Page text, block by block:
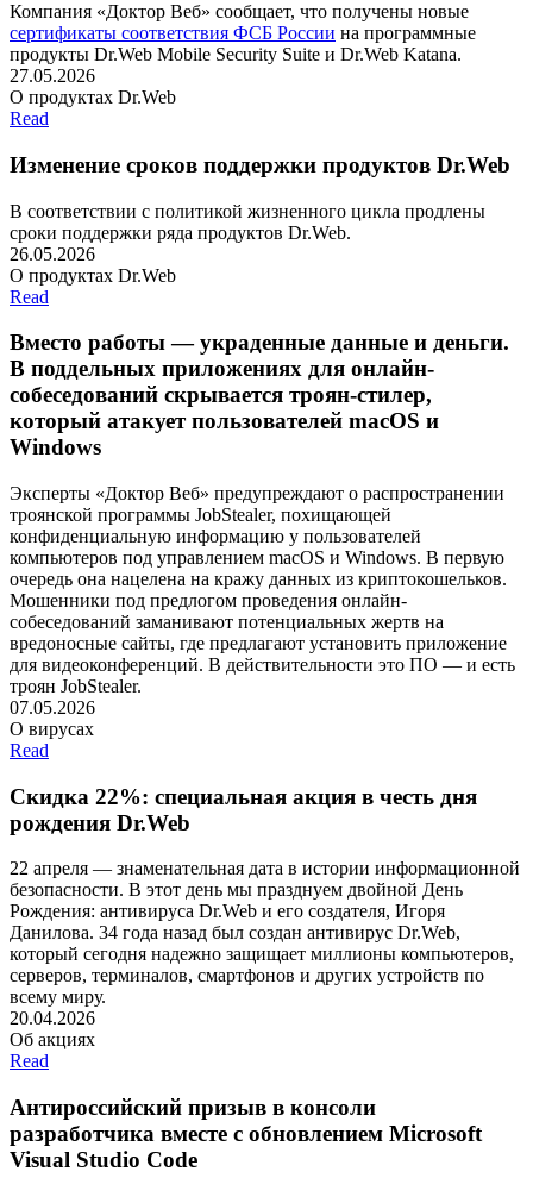
Компания «Доктор Веб» сообщает, что получены новые
сертификаты соответствия ФСБ России на программные
продукты Dr.Web Mobile Security Suite и Dr.Web Katana.
27.05.2026
О продуктах Dr.Web
Read
Изменение сроков поддержки продуктов Dr.Web
В соответствии с политикой жизненного цикла продлены
сроки поддержки ряда продуктов Dr.Web.
26.05.2026
О продуктах Dr.Web
Read
Вместо работы — украденные данные и деньги.
В поддельных приложениях для онлайн-
собеседований скрывается троян-стилер,
который атакует пользователей macOS и
Windows
Эксперты «Доктор Веб» предупреждают о распространении
троянской программы JobStealer, похищающей
конфиденциальную информацию у пользователей
компьютеров под управлением macOS и Windows. В первую
очередь она нацелена на кражу данных из криптокошельков.
Мошенники под предлогом проведения онлайн-
собеседований заманивают потенциальных жертв на
вредоносные сайты, где предлагают установить приложение
для видеоконференций. В действительности это ПО — и есть
троян JobStealer.
07.05.2026
О вирусах
Read
Скидка 22%: специальная акция в честь дня
рождения Dr.Web
22 апреля — знаменательная дата в истории информационной
безопасности. В этот день мы празднуем двойной День
Рождения: антивируса Dr.Web и его создателя, Игоря
Данилова. 34 года назад был создан антивирус Dr.Web,
который сегодня надежно защищает миллионы компьютеров,
серверов, терминалов, смартфонов и других устройств по
всему миру.
20.04.2026
Об акциях
Read
Антироссийский призыв в консоли
разработчика вместе с обновлением Microsoft
Visual Studio Code